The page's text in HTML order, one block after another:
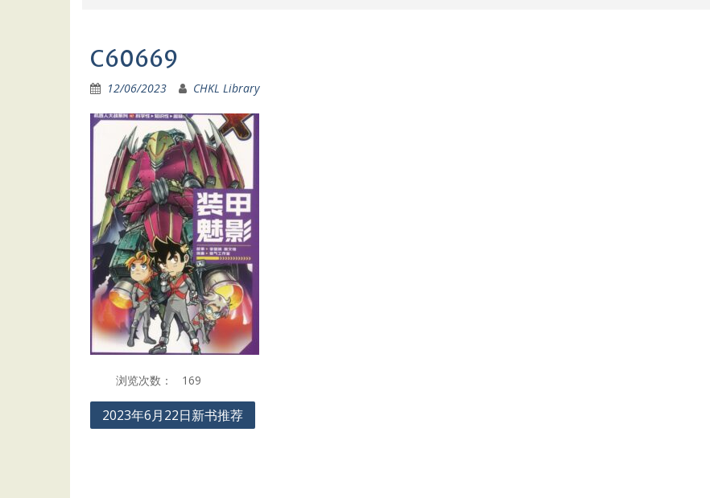
C60669
12/06/2023 CHKL Library
浏览次数： 169
Post
2023年6月22日新书推荐